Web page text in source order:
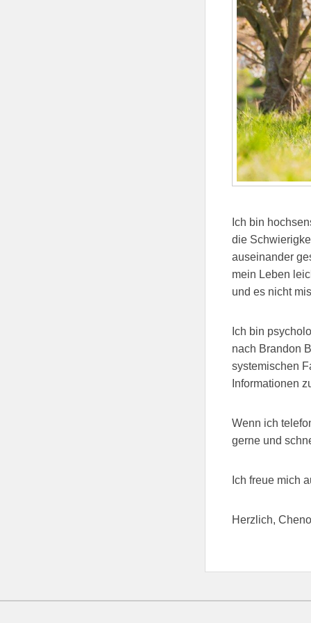
Ich bin
die
auseinander
mein Leben
und es nicht
Ich bin
nach Brandon
systemischen
Informationen
Wenn ich
gerne und
Ich freue mich
Herzlich,